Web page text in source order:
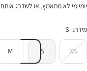
יומיומי לא מתאמץ, או לשדרג
מידה: S
XS
S
M